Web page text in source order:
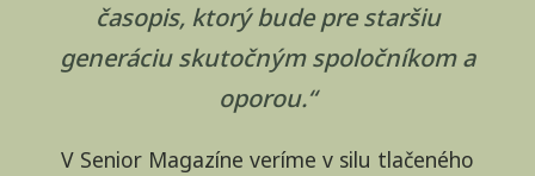
časopis, ktorý bude pre staršiu
generáciu skutočným spoločníkom a
oporou.“
V Senior Magazíne veríme v silu tlačeného